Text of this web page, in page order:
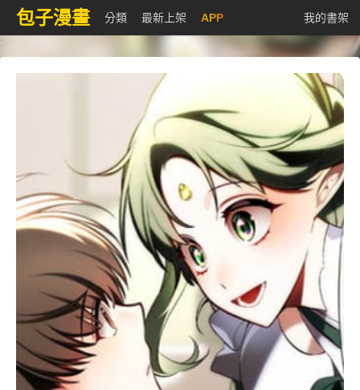
包子漫畫 分類 最新上架 APP 我的書架